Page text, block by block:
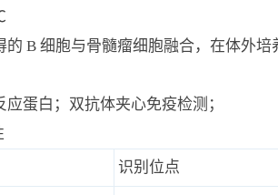
的 B 细胞与骨髓瘤细胞融合，在体外
应蛋白；双抗体夹心免疫检测；
识别位点